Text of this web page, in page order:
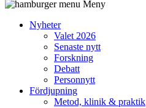
Meny
Nyheter
Valet 2026
Senaste nytt
Forskning
Debatt
Personnytt
Fördjupning
Metod, klinik & praktik